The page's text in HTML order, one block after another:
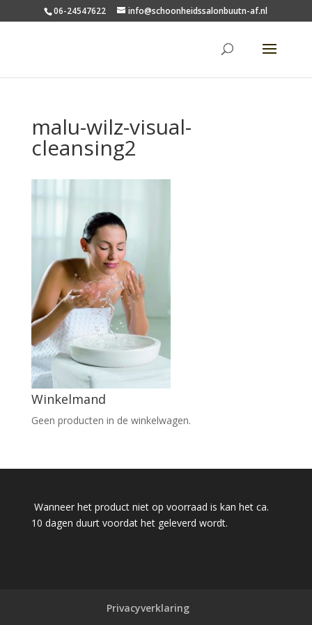
06-24547622 info@schoonheidssalonbuutn-af.nl
malu-wilz-visual-
cleansing2
Winkelmand
Geen producten in de winkelwagen.
Wanneer het product niet op voorraad is kan het ca.
10 dagen duurt voordat het geleverd wordt.
Privacyverklaring